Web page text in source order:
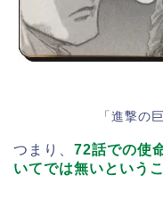
「進撃の
つまり、 72話での使
いてでは無いという